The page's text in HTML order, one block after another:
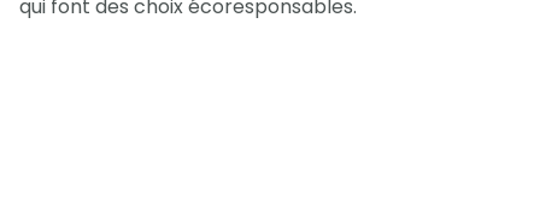
qui font des choix écoresponsables.